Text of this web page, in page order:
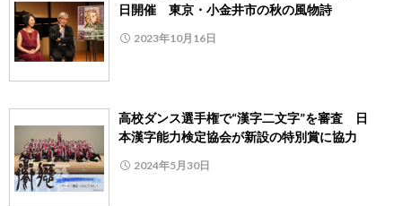
日開催 東京・小金井市の秋の風物詩
2023年10月16日
高校ダンス選手権で“漢字二文字”を審査 日
本漢字能力検定協会が新設の特別賞に協力
2024年5月30日